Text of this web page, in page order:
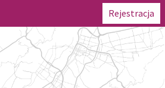
Rejestracja